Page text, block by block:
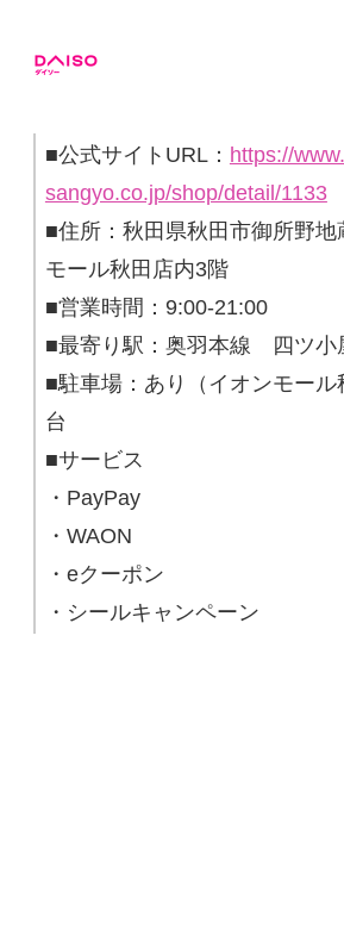
■公式サイトURL： https://
sangyo.co.jp/shop/detail/1133
■住所：秋田県秋田市御所野地
モール秋田店内3階
■営業時間：9:00-21:00
■最寄り駅：奥羽本線 四ツ小
■駐車場：あり（イオンモー
台
■サービス
・PayPay
・WAON
・eクーポン
・シールキャンペーン